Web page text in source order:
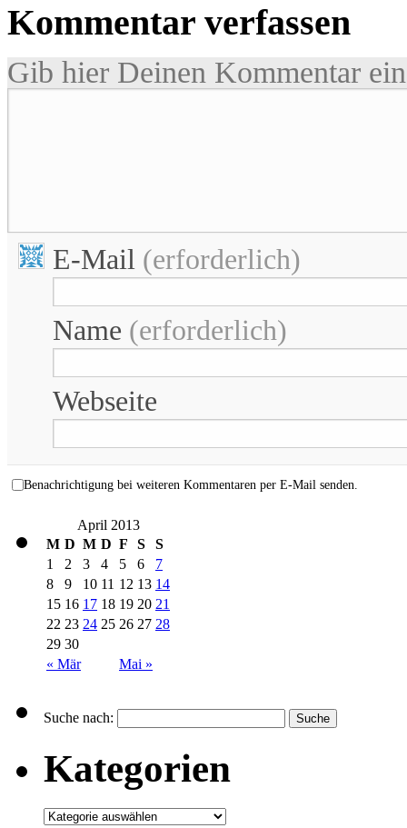
Kommentar verfassen
Gib hier Deinen Kommentar
E-Mail (erforderlich)
Name (erforderlich)
Webseite
Benachrichtigung bei weiteren Kommentaren per E-Mail senden.
April 2013
M D M D F S S
« Mär Mai »
1 2 3 4 5 6
7
8
9 10 11 12 13 14
15 16 17 18 19 20 21
22 23 24 25 26 27 28
29 30
Suche nach:
Kategorien